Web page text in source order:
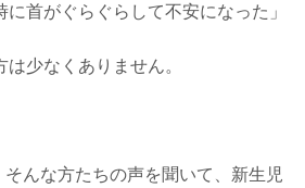
に首がぐらぐらして不安になった」
少なくありません。
んな方たちの声を聞いて、新生児